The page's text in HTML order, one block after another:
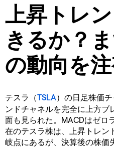
上昇トレ
きるか？
の動向を
テスラ（TSLA）の日足株価
ンドチャネルを完全に上方
面も見られた。MACDはゼロ
在のテスラ株は、上昇トレン
岐点にあるが、決算後の株価